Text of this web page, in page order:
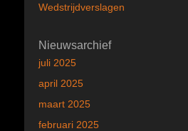
Wedstrijdverslagen
Nieuwsarchief
juli 2025
april 2025
maart 2025
februari 2025